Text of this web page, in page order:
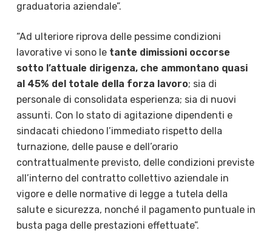
graduatoria aziendale”.
“Ad ulteriore riprova delle pessime condizioni
lavorative vi sono letante dimissioni occorse
sotto l’attuale dirigenza, che ammontano quasi
al 45% del totale della forza lavoro; sia di
personale di consolidata esperienza; sia di nuovi
assunti. Con lo stato di agitazione dipendenti e
sindacati chiedono l’immediato rispetto della
turnazione, delle pause e dell’orario
contrattualmente previsto, delle condizioni previste
all’interno del contratto collettivo aziendale in
vigore e delle normative di legge a tutela della
salute e sicurezza, nonché il pagamento puntuale in
busta paga delle prestazioni effettuate”.